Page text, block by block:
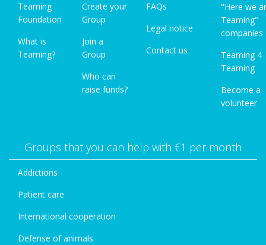
Teaming
Foundation
What is
Teaming?
Create your
Group
Join a
Group
Who can
raise funds?
FAQs
Legal notice
Contact us
"Here we
Teaming"
companies
Teaming 4
Teaming
Become a
volunteer
Groups that you can help with €1 per month
Addictions
Patient care
International cooperation
Defense of animals